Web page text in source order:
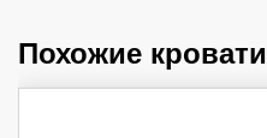
Похожие кровати